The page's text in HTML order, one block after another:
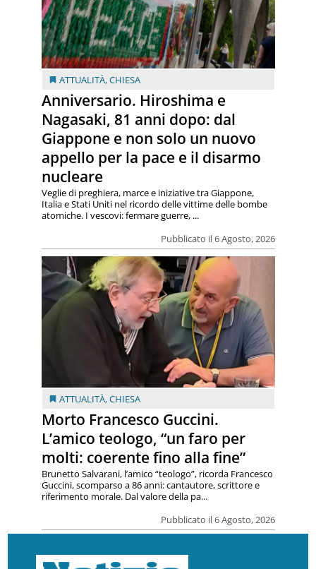
ATTUALITÀ,CHIESA
Anniversario. Hiroshima e
Nagasaki, 81 anni dopo: dal
Giappone e non solo un nuovo
appello per la pace e il disarmo
nucleare
Pubblicato il 6 Agosto, 2026
Veglie di preghiera, marce e iniziative tra Giappone,
Italia e Stati Uniti nel ricordo delle vittime delle bombe
atomiche. I vescovi: fermare guerre, ...
ATTUALITÀ,CHIESA
Morto Francesco Guccini.
L’amico teologo, “un faro per
molti: coerente fino alla fine”
Pubblicato il 6 Agosto, 2026
Brunetto Salvarani, l’amico “teologo”, ricorda Francesco
Guccini, scomparso a 86 anni: cantautore, scrittore e
riferimento morale. Dal valore della pa...